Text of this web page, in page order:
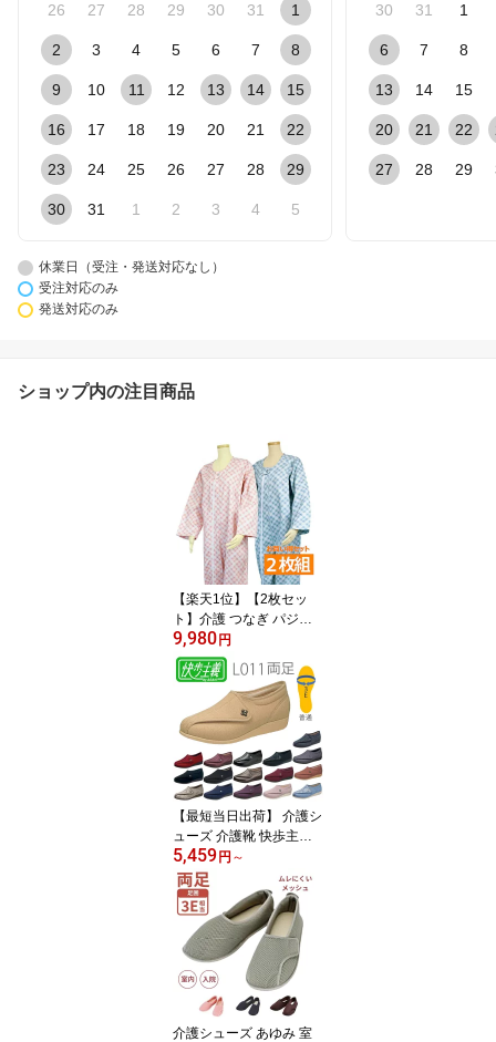
26 27 28 29 30 31 1
2 3 4 5 6 7 8
9 10 11 12 13 14 15
16 17 18 19 20 21 22
23 24 25 26 27 28 29
30 31 1 2 3 4 5
30 31 1
6 7 8
13 14 15
20 21 22
27 28 29
休業日（受注・発送対応なし）
受注対応のみ
発送対応のみ
ショップ内の注目商品
【楽天1位】【2枚セッ
ト】介護 つなぎ パジャ
マ 寝たきり 前開き メン
ズ レディース 男性 女性
紳士 婦人 綿100 介護用
つなぎ服パジャマ オール
シーズン用 タッチホック
式エコノミー上下続き服
介護用パジャマ 介護服
介護用 高齢者 介護 おむ
ついじり いたずら防止
病院
9,980円
【最短当日出荷】 介護シ
ューズ 介護靴 快歩主義
レディース L011 両足販
売 アサヒシューズ おし
ゃれ リハビリ 介護 靴 女
性用 婦人用 レディース
送料無料 母の日 敬老の
日 プレゼント 軽量 屋外
女性 幅広 甲高 女性用 外
履き リハビリシューズ
前開き 小さいサイズ
5,459円 ～
介護シューズ あゆみ 室